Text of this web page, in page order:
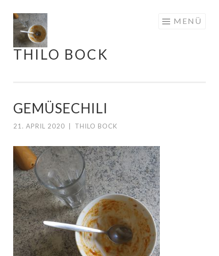
Springe
zum
Inhalt
THILO BOCK
MENÜ
GEMÜSECHILI
21. APRIL 2020 THILO BOCK